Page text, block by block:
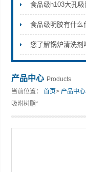
食品级h103大孔吸
食品级明胶有什么
您了解锅炉清洗剂
产品中心 Products
当前位置：首页>产品中心
吸附树脂*